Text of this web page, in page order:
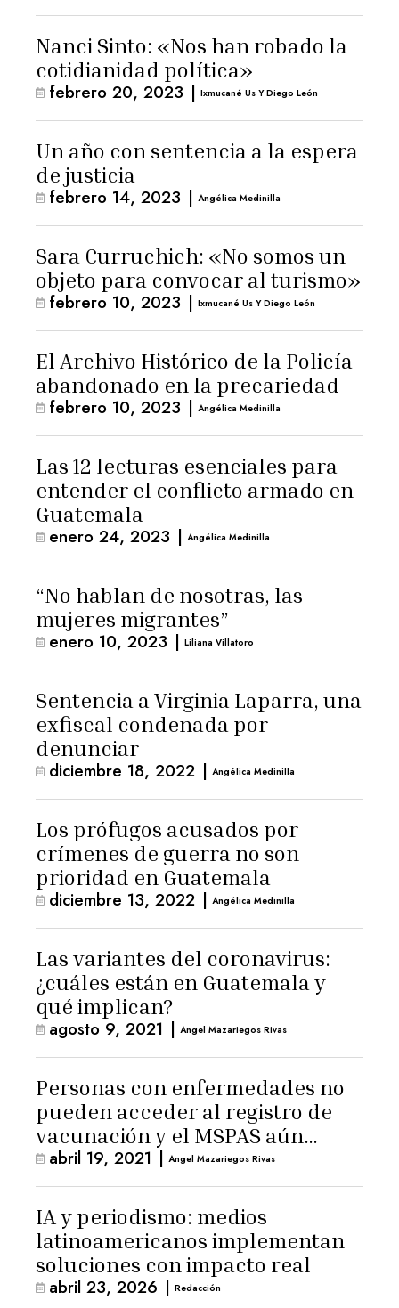
Nanci Sinto: «Nos han robado la
cotidianidad política»
febrero 20, 2023 | Ixmucané Us Y Diego León
Un año con sentencia a la espera
de justicia
febrero 14, 2023 | Angélica Medinilla
Sara Curruchich: «No somos un
objeto para convocar al turismo»
febrero 10, 2023 | Ixmucané Us Y Diego León
El Archivo Histórico de la Policía
abandonado en la precariedad
febrero 10, 2023 | Angélica Medinilla
Las 12 lecturas esenciales para
entender el conflicto armado en
Guatemala
enero 24, 2023 | Angélica Medinilla
“No hablan de nosotras, las
mujeres migrantes”
enero 10, 2023 | Liliana Villatoro
Sentencia a Virginia Laparra, una
exfiscal condenada por
denunciar
diciembre 18, 2022 | Angélica Medinilla
Los prófugos acusados por
crímenes de guerra no son
prioridad en Guatemala
diciembre 13, 2022 | Angélica Medinilla
Las variantes del coronavirus:
¿cuáles están en Guatemala y
qué implican?
agosto 9, 2021 | Angel Mazariegos Rivas
Personas con enfermedades no
pueden acceder al registro de
vacunación y el MSPAS aún
analiza si contratar personal
para administrar dosis
abril 19, 2021 | Angel Mazariegos Rivas
IA y periodismo: medios
latinoamericanos implementan
soluciones con impacto real
abril 23, 2026 | Redacción